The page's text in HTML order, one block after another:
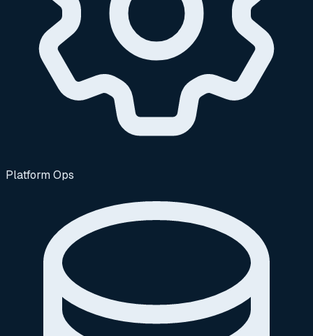
Platform Ops